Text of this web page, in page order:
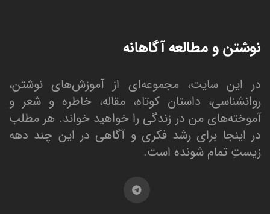
نوشتن و مطالعه آگاهانه
در این سایت، مجموعه‌ای از آموزش‌های نوشتن،
روانشناسی، داستان کوتاه، مقاله، خاطره و شعر و
آموخته‌های من در زندگی را خواهید خواند. هر مطلب
در اینجا برای رشد فکری و آگاهی در این چند دهه
زیستِ تمام شونده است.